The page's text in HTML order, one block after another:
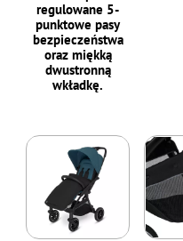
regulowane 5-
punktowe pasy
bezpieczeństwa
oraz miękką
dwustronną
wkładkę.